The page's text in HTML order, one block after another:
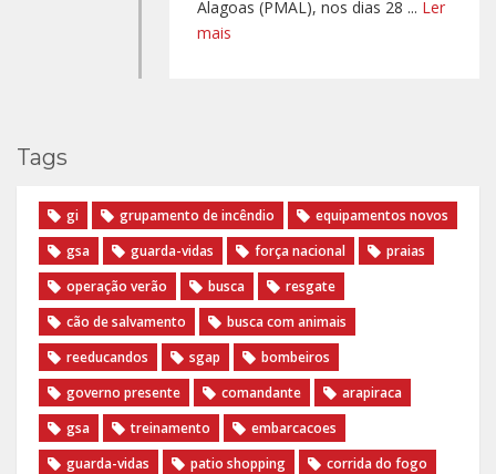
Alagoas (PMAL), nos dias 28 ... Ler
mais
Tags
gi grupamento de incêndio
equipamentos novos
gsa
guarda-vidas força nacional
praias
operação verão
busca
resgate
cão de salvamento
busca com animais
reeducandos
sgap
bombeiros
governo presente
comandante
arapiraca
gsa
treinamento
embarcacoes
guarda-vidas
patio shopping
corrida do fogo